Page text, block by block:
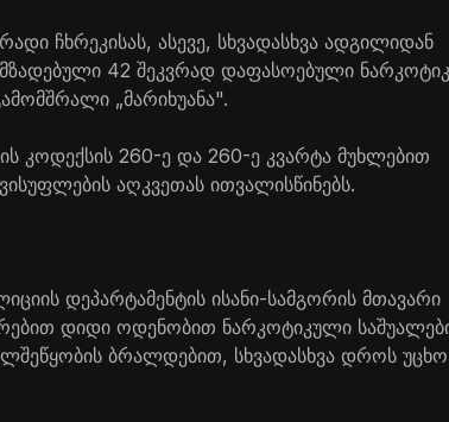
ჩხრეკისას, ასევე, სხვადასხვა ადგილიდან
42 შეკვრად დაფასოებული
„მარიხუანა".
კოდექსის 260-ე და 260-ე კვარტა მუხლებით
აღკვეთას ითვალისწინებს.
დეპარტამენტის ისანი-სამგორის მთავარი
დიდი ოდენობით ნარკოტიკული
ბრალდებით, სხვადასხვა დროს უცხო